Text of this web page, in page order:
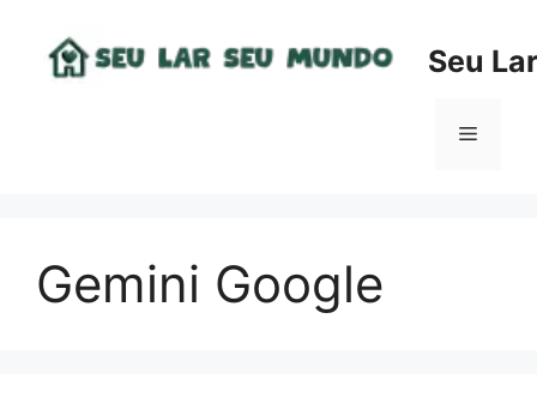
Seu
Menu
Gemini Google